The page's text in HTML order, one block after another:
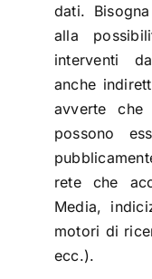
dati.
alla
interventi
anche
avverte
possono
rete che
Media,
motori di
ecc.).